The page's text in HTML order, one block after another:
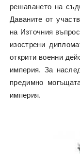
решаването на
Даваните от
на Източния
изострени
открити военни
империя. За
предимно
империя.